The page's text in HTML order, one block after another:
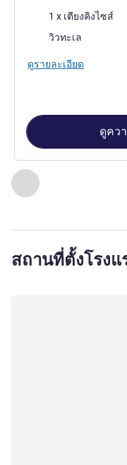
ก่อนหน้า - ห้องพัก
หน้า1 , ห้องพัก
เครื่องนอน
1 x เตียงคิงไซส์
วิวทะเล
ดูรายละเอียด
ดูคว
สถานที่ตั้งโรงแ